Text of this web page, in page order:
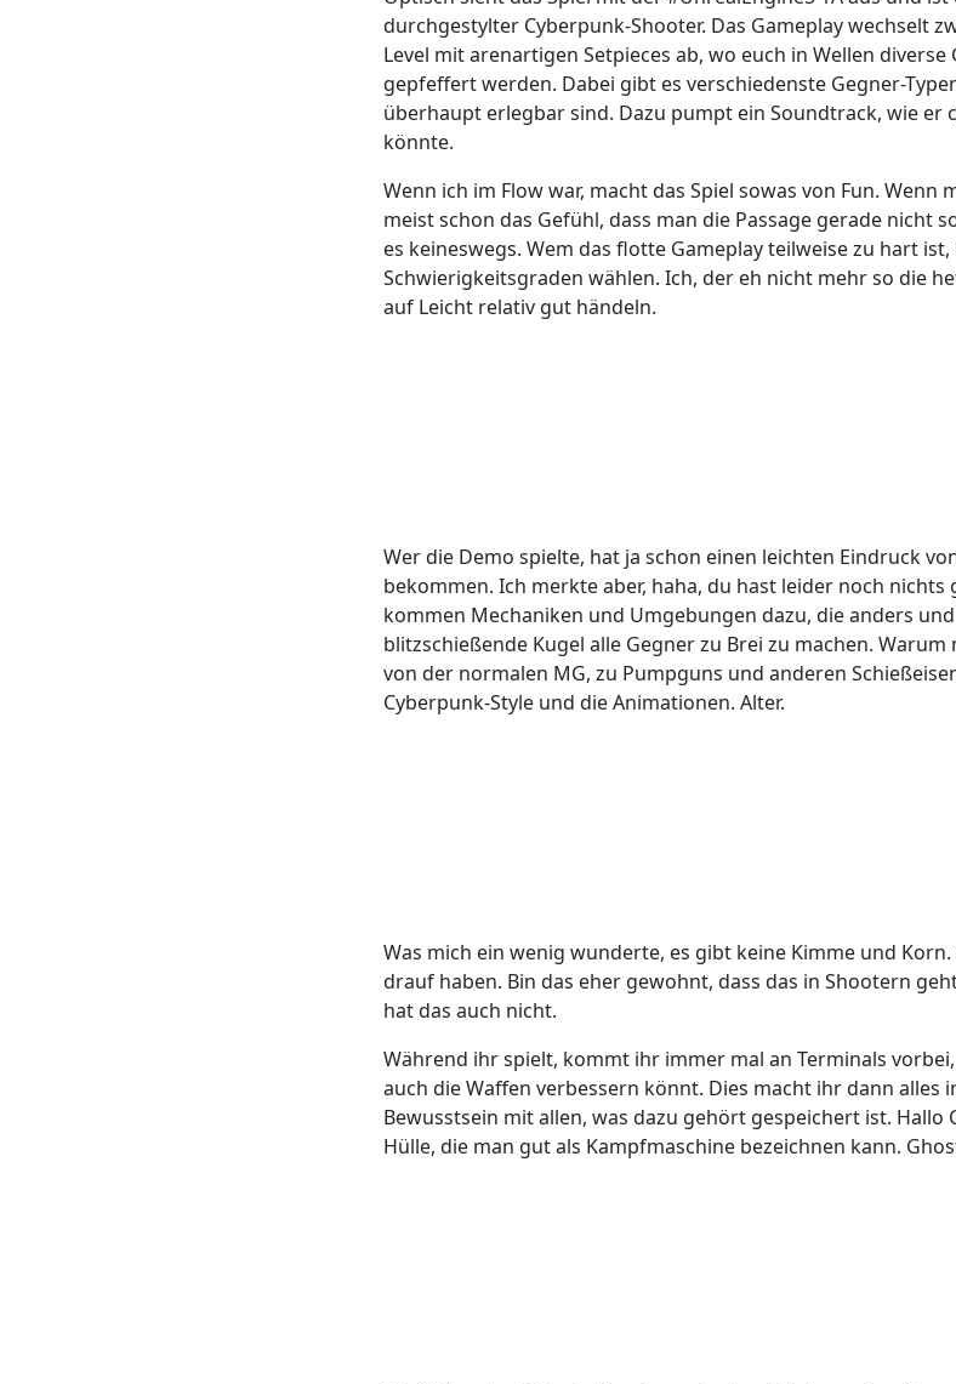
durchgestylter Cyberpunk-Shooter. Das Gameplay wechselt
Level mit arenartigen Setpieces ab, wo euch in Wellen
gepfeffert werden. Dabei gibt es verschiedenste Gegner-
überhaupt erlegbar sind. Dazu pumpt ein Soundtrack, wie er
könnte.
Wenn ich im Flow war, macht das Spiel sowas von Fun.
meist schon das Gefühl, dass man die Passage gerade nicht
es keineswegs. Wem das flotte Gameplay teilweise zu hart
Schwierigkeitsgraden wählen. Ich, der eh nicht mehr so die
auf Leicht relativ gut händeln.
Wer die Demo spielte, hat ja schon einen leichten Eindruck
bekommen. Ich merkte aber, haha, du hast leider noch nichts
kommen Mechaniken und Umgebungen dazu, die anders
blitzschießende Kugel alle Gegner zu Brei zu machen.
von der normalen MG, zu Pumpguns und anderen
Cyberpunk-Style und die Animationen. Alter.
Was mich ein wenig wunderte, es gibt keine Kimme und
drauf haben. Bin das eher gewohnt, dass das in Shootern
hat das auch nicht.
Während ihr spielt, kommt ihr immer mal an Terminals
auch die Waffen verbessern könnt. Dies macht ihr dann alles
Bewusstsein mit allen, was dazu gehört gespeichert ist. Hallo
Hülle, die man gut als Kampfmaschine bezeichnen kann.